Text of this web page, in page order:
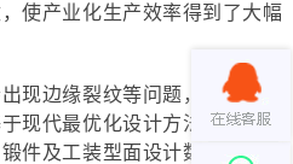
使产业化生产效率得到了大幅
边缘裂纹等问题，为了改善
现代最优化设计方法及数值分
件及工装型面设计数学模型。